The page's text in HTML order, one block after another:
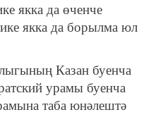
якка да өченче
якка да борылма юл
Казан буенча
урамы буенча
таба юнәлештә